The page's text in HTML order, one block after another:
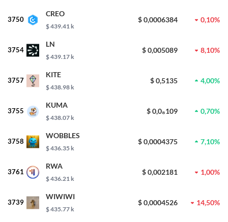
3750
CREO
$ 439.41 k
$ 0,0006384 0,10%
3754
LN
$ 439.17 k
$ 0,005089 8,10%
3757
KITE
$ 438.98 k
$ 0,5135 4,00%
3755
KUMA
$ 438.07 k
$ 0,0₈109 0,70%
3758
WOBBLES
$ 436.35 k
$ 0,0004375 7,10%
3761
RWA
$ 436.21 k
$ 0,002181 1,00%
3739
WIWIWI
$ 435.77 k
$ 0,0004526 14,50%